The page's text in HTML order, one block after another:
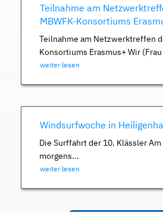
Teilnahme am
MBWFK-Konsortiums
Teilnahme am Netzwerktreffen
Konsortiums Erasmus+ Wir
weiter lesen
Windsurfwoche in
Die Surffahrt der 10. Klässler Am
morgens...
weiter lesen